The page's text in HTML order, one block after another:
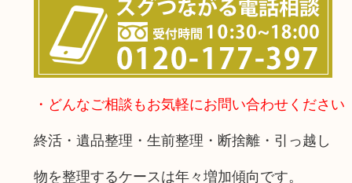
・どんなご相談もお気軽にお問い合わせください
終活・遺品整理・生前整理・断捨離・引っ越し
物を整理するケースは年々増加傾向です。